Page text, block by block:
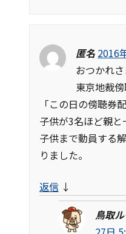
匿名 2016
おつかれさ
東京地裁傍
「この日の傍聴券
子供が3名ほど親と
子供まで動員する
りました。
返信 ↓
鳥取